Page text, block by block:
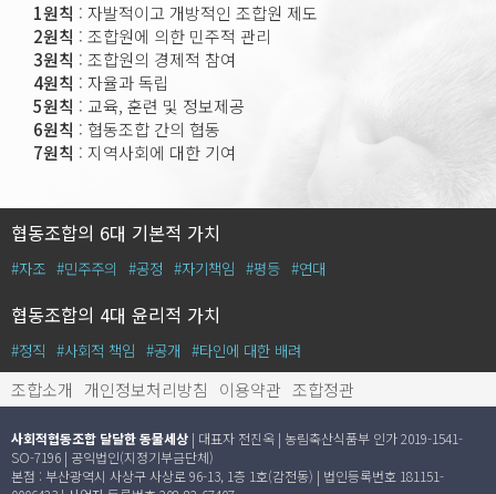
1원칙 : 자발적이고 개방적인 조합원 제도
2원칙 : 조합원에 의한 민주적 관리
3원칙 : 조합원의 경제적 참여
4원칙 : 자율과 독립
5원칙 : 교육, 훈련 및 정보제공
6원칙 : 협동조합 간의 협동
7원칙 : 지역사회에 대한 기여
협동조합의 6대 기본적 가치
#자조 #민주주의 #공정 #자기책임 #평등 #연대
협동조합의 4대 윤리적 가치
#정직 #사회적 책임 #공개 #타인에 대한 배려
조합소개 개인정보처리방침 이용약관 조합정관
사회적협동조합 달달한 동물세상 | 대표자 전진옥 | 농림축산식품부 인가 2019-1541-
SO-7196 | 공익법인(지정기부금단체)
본점 : 부산광역시 사상구 사상로 96-13, 1층 1호(감전동) | 법인등록번호 181151-